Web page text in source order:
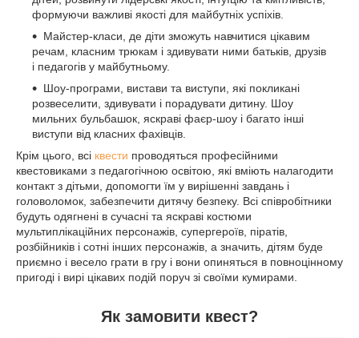
формуючи важливі якості для майбутніх успіхів.
Майстер-класи, де діти зможуть навчитися цікавим
речам, класним трюкам і здивувати ними батьків, друзів
і педагогів у майбутньому.
Шоу-програми, вистави та виступи, які покликані
розвеселити, здивувати і порадувати дитину. Шоу
мильних бульбашок, яскраві фаєр-шоу і багато інші
виступи від класних фахівців.
Крім цього, всі квести проводяться професійними
квестовиками з педагогічною освітою, які вміють налагодити
контакт з дітьми, допомогти їм у вирішенні завдань і
головоломок, забезпечити дитячу безпеку. Всі співробітники
будуть одягнені в сучасні та яскраві костюми
мультиплікаційних персонажів, супергероїв, піратів,
розбійників і сотні інших персонажів, а значить, дітям буде
приємно і весело грати в гру і вони опиняться в повноцінному
пригоді і вирі цікавих подій поруч зі своїми кумирами.
Як замовити квест?